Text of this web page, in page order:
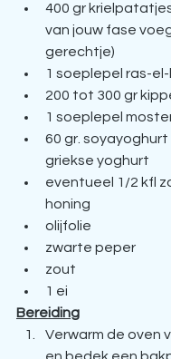
400 gr
van jouw fase
gerechtje)
1 soeplepel ras-
200 tot 300 gr
1 soeplepel
60 gr.
griekse yoghurt
eventueel 1/2 kfl
honing
olijfolie
zwarte peper
zout
1 ei
Bereiding
Verwarm de oven